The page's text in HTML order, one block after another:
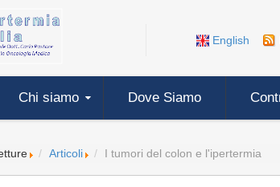
English
Chi siamo Dove Siamo
Articoli I tumori del colon e l'ipertermia